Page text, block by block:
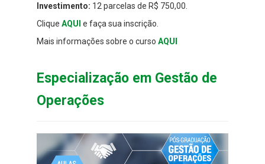
Investimento: 12 parcelas de R$ 750,00.
Clique AQUI e faça sua inscrição.
Mais informações sobre o curso AQUI
Especialização em Gestão de
Operações